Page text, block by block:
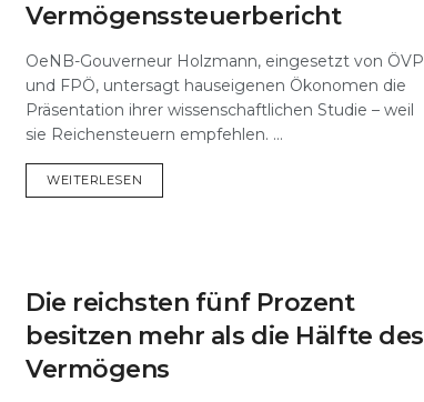
Vermögenssteuerbericht
OeNB-Gouverneur Holzmann, eingesetzt von ÖVP
und FPÖ, untersagt hauseigenen Ökonomen die
Präsentation ihrer wissenschaftlichen Studie – weil
sie Reichensteuern empfehlen. ...
WEITERLESEN
Die reichsten fünf Prozent
besitzen mehr als die Hälfte des
Vermögens